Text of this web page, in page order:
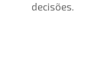
decisões.